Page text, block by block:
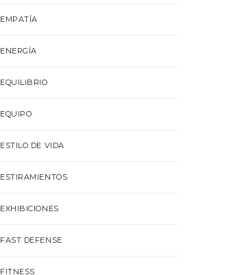
EMPATÍA
ENERGÍA
EQUILIBRIO
EQUIPO
ESTILO DE VIDA
ESTIRAMIENTOS
EXHIBICIONES
FAST DEFENSE
FITNESS